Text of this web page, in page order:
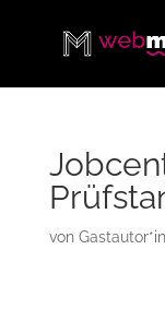
von Gastautor*in